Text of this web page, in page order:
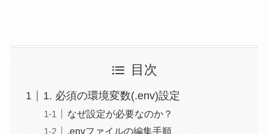
目次
1. 必須の環境変数(.env)設定
なぜ設定が必要なのか？
.envファイルの編集手順